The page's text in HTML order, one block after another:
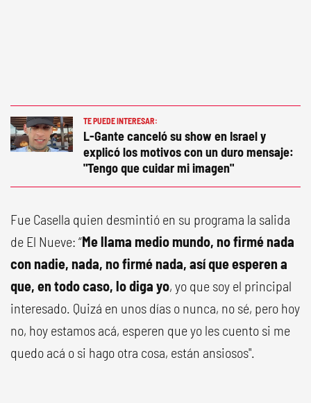
TE PUEDE INTERESAR:
L-Gante canceló su show en Israel y
explicó los motivos con un duro mensaje:
"Tengo que cuidar mi imagen"
Fue Casella quien desmintió en su programa la salida
de El Nueve: “Me llama medio mundo, no firmé nada
con nadie, nada, no firmé nada, así que esperen a
que, en todo caso, lo diga yo, yo que soy el principal
interesado. Quizá en unos días o nunca, no sé, pero hoy
no, hoy estamos acá, esperen que yo les cuento si me
quedo acá o si hago otra cosa, están ansiosos".